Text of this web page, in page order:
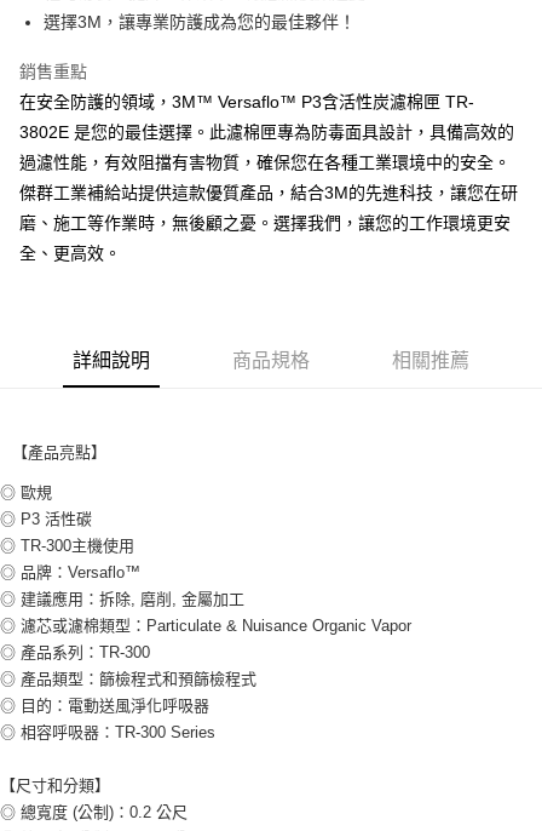
每筆NT$60
7-11取貨付款
每筆NT$60
付款後7-11取貨
每筆NT$60
選擇3M，讓專業防護成為您的最佳夥伴！
銷售重點
在安全防護的領域，3M™ Versaflo™ P3含活性炭濾棉匣 TR-
3802E 是您的最佳選擇。此濾棉匣專為防毒面具設計，具備高效的
過濾性能，有效阻擋有害物質，確保您在各種工業環境中的安全。
傑群工業補給站提供這款優質產品，結合3M的先進科技，讓您在研
磨、施工等作業時，無後顧之憂。選擇我們，讓您的工作環境更安
全、更高效。
詳細說明 商品規格 相關推薦
【產品亮點】
◎ 歐規
◎ P3 活性碳
◎ TR-300主機使用
◎ 品牌：Versaflo™
◎ 建議應用：拆除, 磨削, 金屬加工
◎ 濾芯或濾棉類型：Particulate & Nuisance Organic Vapor
◎ 產品系列：TR-300
◎ 產品類型：篩檢程式和預篩檢程式
◎ 目的：電動送風淨化呼吸器
◎ 相容呼吸器：TR-300 Series
【尺寸和分類】
◎ 總寬度 (公制)：0.2 公尺